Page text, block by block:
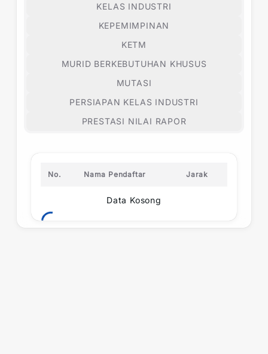
KELAS INDUSTRI
KEPEMIMPINAN
KETM
MURID BERKEBUTUHAN KHUSUS
MUTASI
PERSIAPAN KELAS INDUSTRI
PRESTASI NILAI RAPOR
No. Nama Pendaftar Jarak
Data Kosong